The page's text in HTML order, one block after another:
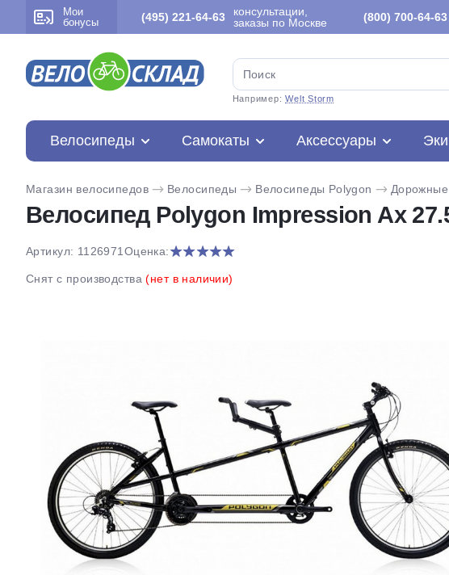
Мои
бонусы
(495) 221-64-63
консультации,
заказы по Москве
(800) 700-64-63
Например:Welt Storm
Велосипеды Самокаты Аксессуары
Магазин велосипедов Велосипеды Велосипеды Polygon Дорожные
Велосипед Polygon Impression Ax
Артикул: 1126971 Оценка:
Снят с производства(нет в наличии)
на части
График
Сегодня
25%